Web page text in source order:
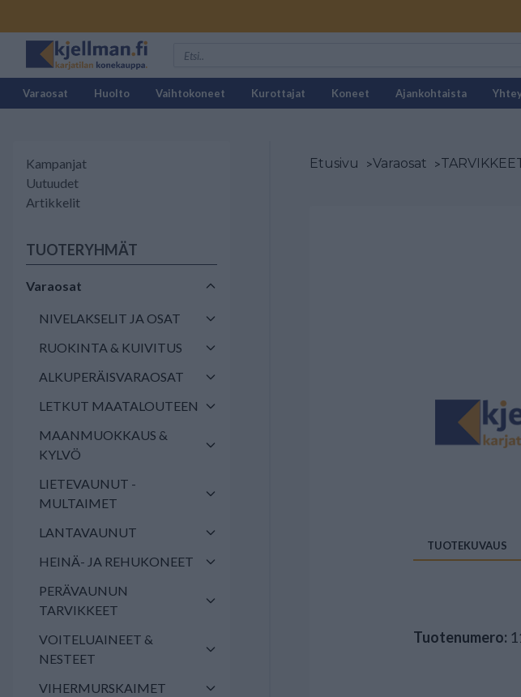
Varaosat Huolto Vaihtokoneet Kurottajat Koneet Ajankohtaista
Kampanjat
Uutuudet
Artikkelit
TUOTERYHMÄT
Varaosat
NIVELAKSELIT JA OSAT
RUOKINTA & KUIVITUS
ALKUPERÄISVARAOSAT
LETKUT MAATALOUTEEN
MAANMUOKKAUS &
KYLVÖ
LIETEVAUNUT -
MULTAIMET
LANTAVAUNUT
HEINÄ- JA REHUKONEET
PERÄVAUNUN
TARVIKKEET
VOITELUAINEET &
NESTEET
VIHERMURSKAIMET
Etusivu >Varaosat >
TUOTEKUVAUS
Tuotenumero: